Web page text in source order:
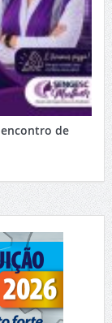
encontro de